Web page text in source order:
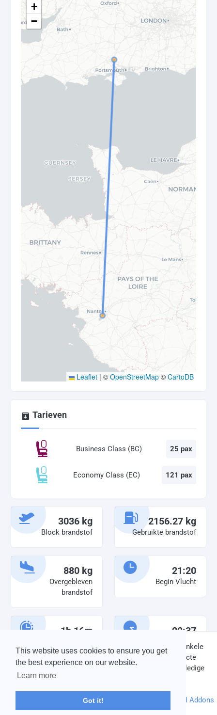
This website uses cookies to ensure you get
the best experience on our website.
Learn more
Got it!
+
−
Leaflet | © OpenStreetMap © CartoDB
Tarieven
Business Class (BC) 25 pax
Economy Class (EC) 121 pax
3036 kg
Block brandstof
2156.27 kg
Gebruikte brandstof
880 kg
Overgebleven
brandstof
21:20
Begin Vlucht
1h 16m 22:37
Einde vlucht
DISCLAIMER: V-Bird Virtual Airlines Group kan op geen enkele
wijze aansprakelijkheid aanvaarden voor directe of indirecte
schade die is ontstaan ten gevolge van onjuiste of onvolledige
informatie op deze website.
© 2004 - 2026 V-Bird Virtual Airlines Group |Credits
Powered byphpVMS DH Addons